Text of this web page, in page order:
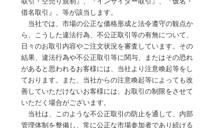
借名取引』、等が該当します。
当社では、市場の公正な価格形成と法令遵守の観点か
ら、こうした違法行為、不公正取引等の有無について、
日々のお取引内容やご注文状況を審査しています。その
結果、違法行為や不公正取引等に関与、またはその恐れ
があると思われるお客様には、当社より注意喚起等をし
ております。また、当社からの注意喚起等によっても改
善していただけないお客様には、お取引の制限をさせて
いただく場合がございます。
当社は、このような不公正取引の防止を通して、内部
管理体制を整備し、常に公正な市場参加者であり続ける